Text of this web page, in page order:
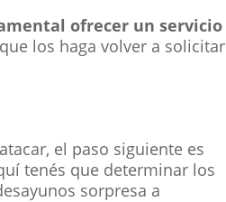
ofrecer un servicio
los haga volver a solicitar
el paso siguiente es
tenés que determinar los
sorpresa a